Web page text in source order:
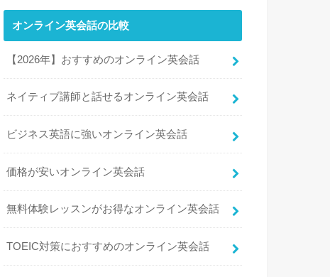
オンライン英会話の比較
【2026年】おすすめのオンライン英会話
ネイティブ講師と話せるオンライン英会話
ビジネス英語に強いオンライン英会話
価格が安いオンライン英会話
無料体験レッスンがお得なオンライン英会話
TOEIC対策におすすめのオンライン英会話